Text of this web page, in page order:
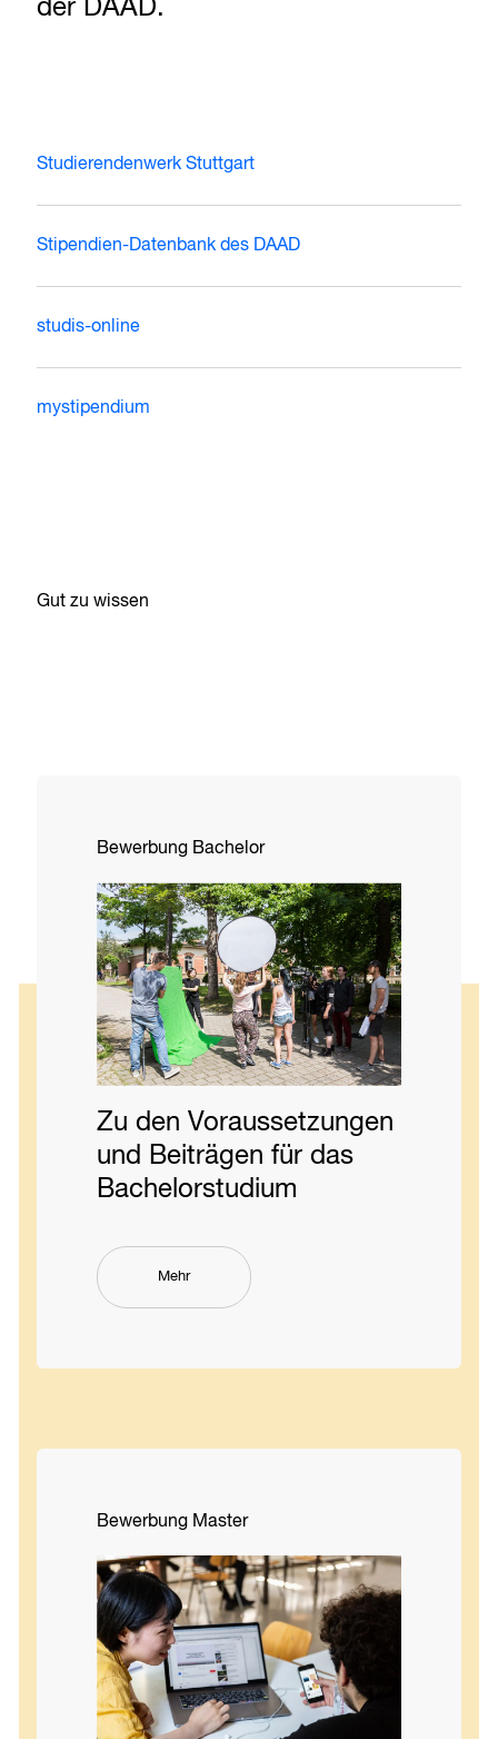
der DAAD.
Studierendenwerk Stuttgart
Stipendien-Datenbank des DAAD
studis-online
mystipendium
Gut zu wissen
Bewerbung Bachelor
Zu den Voraussetzungen
und Beiträgen für das
Bachelor­studium
Mehr
Bewerbung Master